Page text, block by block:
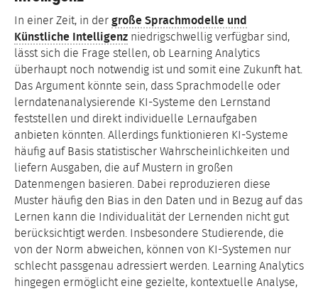
In einer Zeit, in der große Sprachmodelle und
Künstliche Intelligenz niedrigschwellig verfügbar sind,
lässt sich die Frage stellen, ob Learning Analytics
überhaupt noch notwendig ist und somit eine Zukunft hat.
Das Argument könnte sein, dass Sprachmodelle oder
lerndatenanalysierende KI-Systeme den Lernstand
feststellen und direkt individuelle Lernaufgaben
anbieten könnten. Allerdings funktionieren KI-Systeme
häufig auf Basis statistischer Wahrscheinlichkeiten und
liefern Ausgaben, die auf Mustern in großen
Datenmengen basieren. Dabei reproduzieren diese
Muster häufig den Bias in den Daten und in Bezug auf das
Lernen kann die Individualität der Lernenden nicht gut
berücksichtigt werden. Insbesondere Studierende, die
von der Norm abweichen, können von KI-Systemen nur
schlecht passgenau adressiert werden. Learning Analytics
hingegen ermöglicht eine gezielte, kontextuelle Analyse,